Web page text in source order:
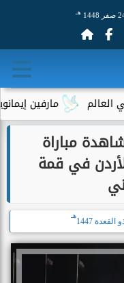
1448 هـ
مارفين إيمانويل..
مباراة
في قمة
هـ